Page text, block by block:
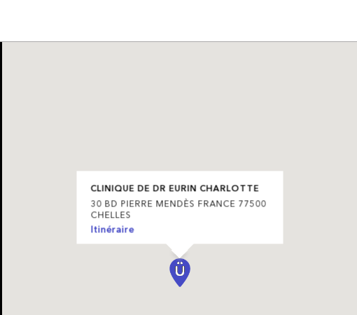
CLINIQUE DE DR EURIN CHARLOTTE
30 BD PIERRE MENDÈS FRANCE 77500
CHELLES
Itinéraire